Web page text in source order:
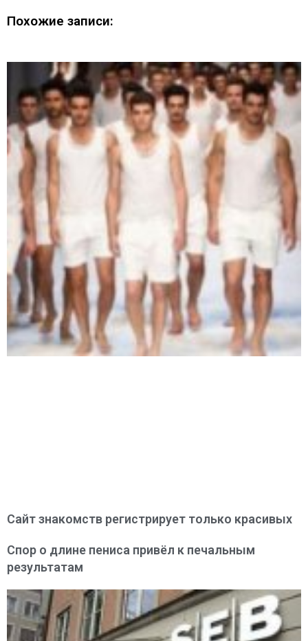
Похожие записи:
Сайт знакомств регистрирует только красивых
Спор о длине пениса привёл к печальным
результатам